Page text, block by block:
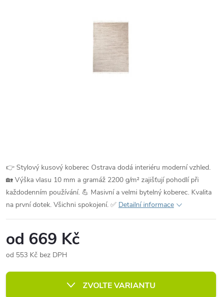
👉 Stylový kusový koberec Ostrava dodá interiéru moderní vzhled.
🏡 Výška vlasu 10 mm a gramáž 2200 g/m² zajišťují pohodlí při
každodenním používání. 💪 Masivní a velmi bytelný koberec. Kvalita
na první dotek. Všichni spokojení. ✅ Detailní informace
od 669 Kč
od 553 Kč bez DPH
cena:
ZVOLTE VARIANTU